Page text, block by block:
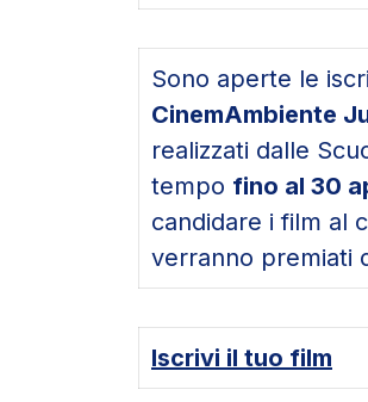
Sono aperte le
CinemAmbiente
realizzati dalle
tempo fino al 30
candidare i film al
verranno premiati
Iscrivi il tuo film